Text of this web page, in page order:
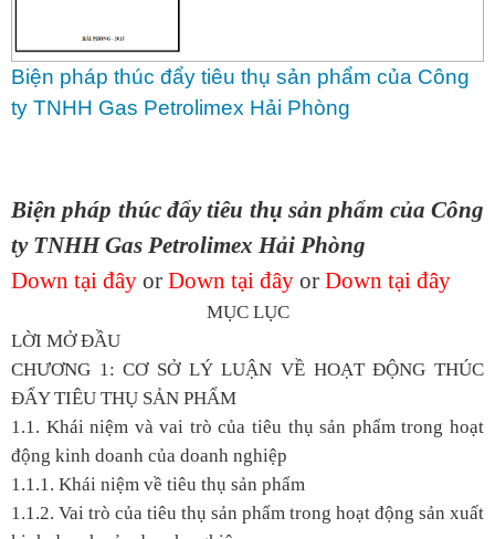
Biện pháp thúc đẩy tiêu thụ sản phẩm của Công
ty TNHH Gas Petrolimex Hải Phòng
Biện pháp thúc đẩy tiêu thụ sản phẩm của Công
ty TNHH Gas Petrolimex Hải Phòng
Down tại đây or Down tại đây or Down tại đây
MỤC LỤC
LỜI MỞ ĐẦU
CHƯƠNG 1: CƠ SỞ LÝ LUẬN VỀ HOẠT ĐỘNG THÚC
ĐẨY TIÊU THỤ SẢN PHẨM
1.1. Khái niệm và vai trò của tiêu thụ sản phẩm trong hoạt
động kinh doanh của doanh nghiệp
1.1.1. Khái niệm về tiêu thụ sản phẩm
1.1.2. Vai trò của tiêu thụ sản phẩm trong hoạt động sản xuất